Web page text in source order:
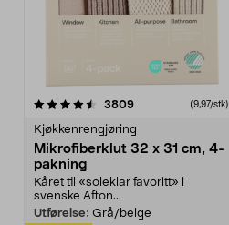
3809anmeldelser(9,97/stk)
Kjøkkenrengjøring
Mikrofiberklut 32 x 31 cm, 4-
pakning
Kåret til «soleklar favoritt» i
svenske Afton...
Utførelse: Grå/beige
4.5av 5 stjerner